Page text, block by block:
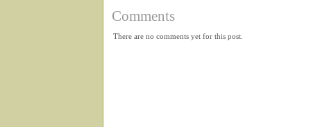
Comments
There are no comments yet for this post.